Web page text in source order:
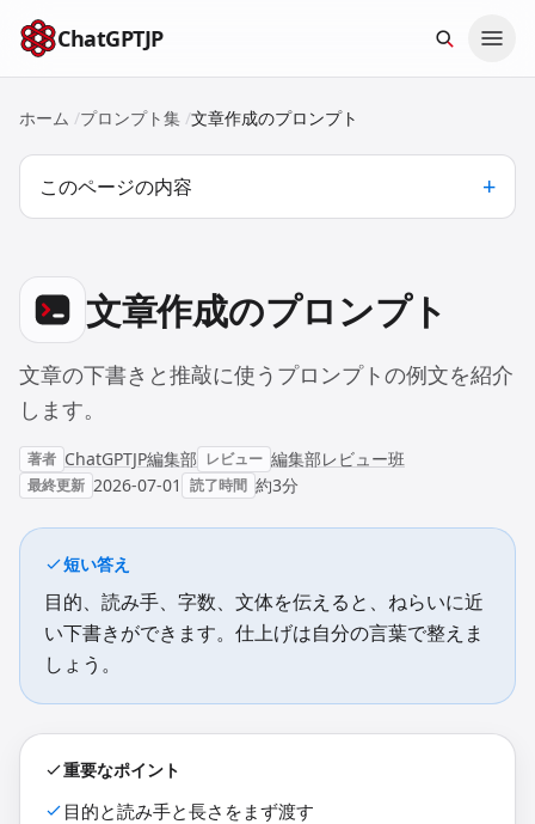
本文へスキップ
ChatGPTJP
ホーム /プロンプト集 /文章作成のプロンプト
このページの内容
文章作成のプロンプト
文章の下書きと推敲に使うプロンプトの例文を紹介
します。
著者 ChatGPTJP編集部 レビュー 編集部レビュー班
最終更新 2026-07-01 読了時間 約3分
短い答え
目的、読み手、字数、文体を伝えると、ねらいに近
い下書きができます。仕上げは自分の言葉で整えま
しょう。
重要なポイント
目的と読み手と長さをまず渡す